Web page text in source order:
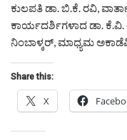
ಕುಲಪತಿ ಡಾ. ಬಿ.ಕೆ. ರವಿ,
ಕಾರ್ಯದರ್ಶಿಗಳಾದ ಡಾ.
ನಿಂಬಾಳ್ಕರ್, ಮಾಧ್ಯಮ
Share this:
X